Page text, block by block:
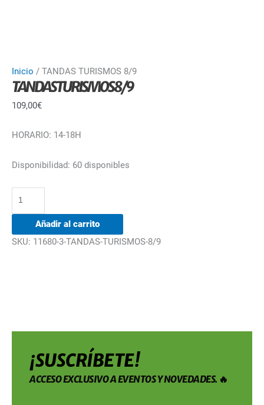
Inicio / TANDAS TURISMOS 8/9
TANDAS TURISMOS 8/9
109,00€
HORARIO: 14-18H
Disponibilidad: 60 disponibles
Añadir al carrito
SKU: 11680-3-TANDAS-TURISMOS-8/9
¡SUSCRÍBETE!
ACCESO EXCLUSIVO A EVENTOS Y NOVEDADES. 🔥